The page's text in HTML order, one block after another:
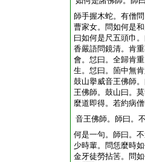
師手握木蛇。有僧
曹家女。問如何是
曰如何是尺五頭巾
香嚴語問鏡清。肯
會。怤曰。全歸肯
生。怤曰。箇中無
鼓山擧威音王佛師
王佛師。鼓山曰。
麼道即得。若約病
音王佛師。師曰。
何是一句。師曰。
少時輩。問恁麼時
金牙徒勞拈筈。問